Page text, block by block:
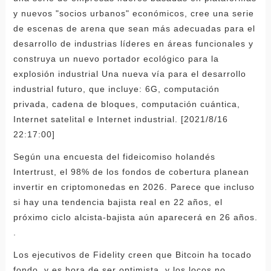
y nuevos "socios urbanos" económicos, cree una serie
de escenas de arena que sean más adecuadas para el
desarrollo de industrias líderes en áreas funcionales y
construya un nuevo portador ecológico para la
explosión industrial Una nueva vía para el desarrollo
industrial futuro, que incluye: 6G, computación
privada, cadena de bloques, computación cuántica,
Internet satelital e Internet industrial. [2021/8/16
22:17:00]
Según una encuesta del fideicomiso holandés
Intertrust, el 98% de los fondos de cobertura planean
invertir en criptomonedas en 2026. Parece que incluso
si hay una tendencia bajista real en 22 años, el
próximo ciclo alcista-bajista aún aparecerá en 26 años.
Los ejecutivos de Fidelity creen que Bitcoin ha tocado